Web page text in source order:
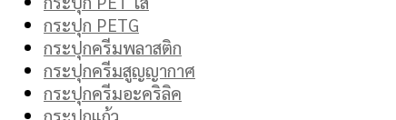
กระปุก PETG
กระปุกครีมพลาสติก
กระปุกครีมสูญญากาศ
กระปุกครีมอะคริลิค
กระปุกแก้ว